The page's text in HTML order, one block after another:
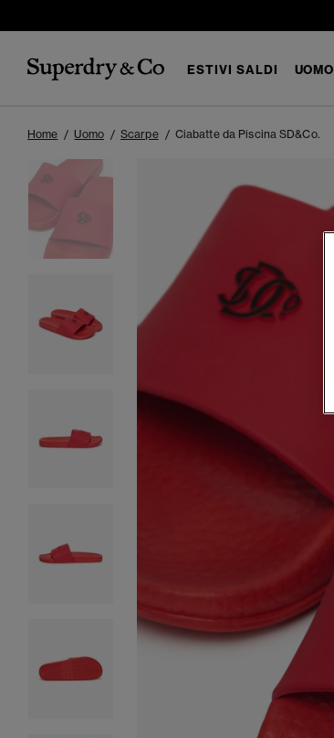
ESTIVI SALDI UOMO
Home Uomo Scarpe Ciabatte da Piscina SD&Co.